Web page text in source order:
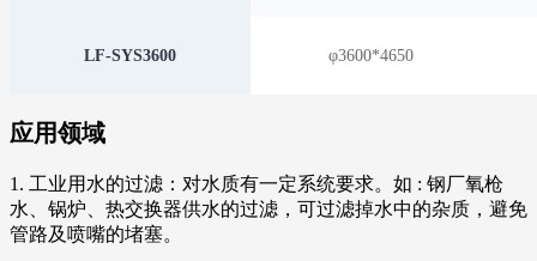
LF-SYS3600 φ3600*4650
应用领域
1. 工业用水的过滤：对水质有一定系统要求。如 : 钢厂氧枪
水、锅炉、热交换器供水的过滤，可过滤掉水中的杂质，避免
管路及喷嘴的堵塞。